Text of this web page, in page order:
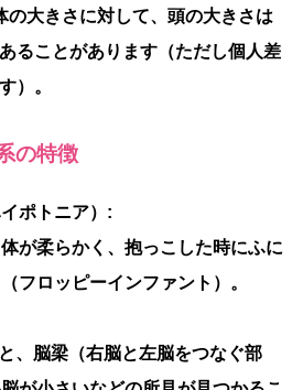
の大きさに対して、頭の大きさは
ることがあります（ただし個人差
）。
の特徴
ポトニア）:
が柔らかく、抱っこした時にふに
フロッピーインファント）。
、脳梁（右脳と左脳をつなぐ部